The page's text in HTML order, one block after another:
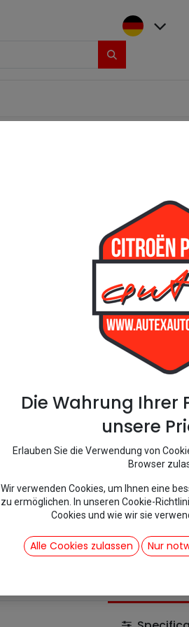
Die Wahrung Ihrer
unsere
Erlauben Sie die Verwendung von
Browser
Wir verwenden Cookies, um Ihnen eine
zu ermöglichen. In unseren Cookie-
Cookies und wie wir sie
Alle Cookies zulassen Nur